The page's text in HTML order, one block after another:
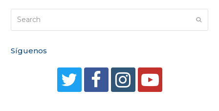
Síguenos
Y